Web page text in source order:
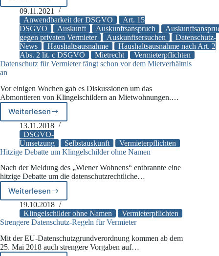
bei
einem
privater
Vermieter
kann
der
Anwendungsbereich
DSGVO
eröffnet
sein
09.11.2021
Anwendbarkeit der DSGVO
Art. 15
DSGVO
Auskunft Auskunftsanspruch
gegen privaten Vermieter
Auskunftsersuchen
Datenschutz-
News
Haushaltsausnahme
Haushaltsausnahme nach Art. 2
Abs. 2 lit. c DSGVO
Mietrecht
Vermieterpflichten
Datenschutz für Vermieter fängt schon vor dem Mietverhältnis
an
Vor einigen Wochen gab es Diskussionen um das
Abmontieren von Klingelschildern an Mietwohnungen.…
WeiterlesenDatenschutz
für
Vermieter
fängt
schon
dem
Mietverhältnis
an
13.11.2018
DSGVO-
Umsetzung
Selbstauskunft
Vermieterpflichten
Hitzige Debatte um Klingelschilder ohne Namen
Nach der Meldung des „Wiener Wohnens“ entbrannte eine
hitzige Debatte um die datenschutzrechtliche…
Weiterlesen
Hitzige
Debatte
um
Klingelschilder
Namen
19.10.2018
Klingelschilder ohne Namen
Vermieterpflichten
Strengere Datenschutz-Regeln für Vermieter
Mit der EU-Datenschutzgrundverordnung kommen ab dem
25. Mai 2018 auch strengere Vorgaben auf…